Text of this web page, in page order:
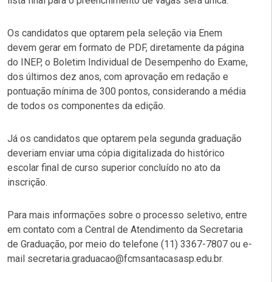
Os candidatos que optarem pela seleção via Enem
devem gerar em formato de PDF, diretamente da página
do INEP, o Boletim Individual de Desempenho do Exame,
dos últimos dez anos, com aprovação em redação e
pontuação mínima de 300 pontos, considerando a média
de todos os componentes da edição.
Já os candidatos que optarem pela segunda graduação
deveriam enviar uma cópia digitalizada do histórico
escolar final de curso superior concluído no ato da
inscrição.
Para mais informações sobre o processo seletivo, entre
em contato com a Central de Atendimento da Secretaria
de Graduação, por meio do telefone (11) 3367-7807 ou e-
mail secretaria.graduacao@fcmsantacasasp.edu.br.